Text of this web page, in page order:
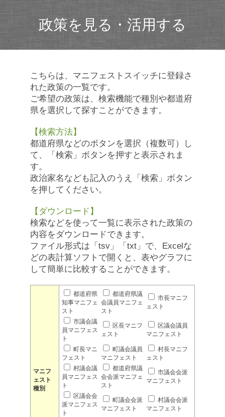
政策を見る・活用する
こちらは、マニフェストスイッチに登録さ
れた政策の一覧です。
ご希望の政策は、検索機能で種別や都道府
県を選択して探すことができます。
【検索方法】
都道府県などのボタンを選択（複数可）し
て、「検索」ボタンを押すと表示されま
す。
政治家名なども記入のうえ「検索」ボタン
を押してください。
【ダウンロード】
検索などを使って一覧に表示された政策の
内容をダウンロードできます。
ファイル形式は「tsv」「txt」で、Excelな
どの表計算ソフトで開くと、表やグラフに
して簡単に比較することができます。
マニフ
ェスト
種別
都道府県
知事マニフェ
スト
都道府県議
会議員マニフェ
スト
市長マニフ
ェスト
市議会議
員マニフェス
ト
区長マニフ
ェスト
区議会議員
マニフェスト
町長マニ
フェスト
町議会議員
マニフェスト
村長マニフ
ェスト
村議会議
員マニフェス
ト
都道府県議
会会派マニフェ
スト
市議会会派
マニフェスト
区議会会
派マニフェス
ト
町議会会派
マニフェスト
村議会会派
マニフェスト